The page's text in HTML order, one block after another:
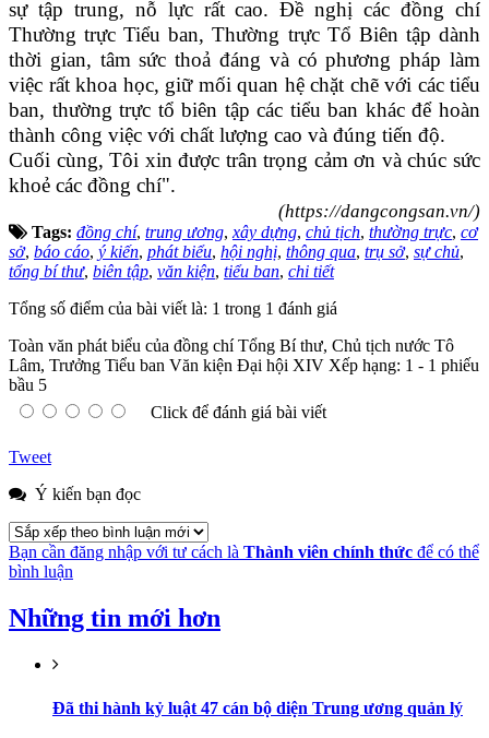
sự tập trung, nỗ lực rất cao. Đề nghị các đồng chí
Thường trực Tiểu ban, Thường trực Tổ Biên tập dành
thời gian, tâm sức thoả đáng và có phương pháp làm
việc rất khoa học, giữ mối quan hệ chặt chẽ với các tiểu
ban, thường trực tổ biên tập các tiểu ban khác để hoàn
thành công việc với chất lượng cao và đúng tiến độ.
Cuối cùng, Tôi xin được trân trọng cảm ơn và chúc sức
khoẻ các đồng chí".
(https://dangcongsan.vn/)
Tags: đồng chí, trung ương,xây dựng, chủ tịch, thường trực, cơ
sở, báo cáo, ý kiến, phát biểu, hội nghị, thông qua, trụ sở, sự chủ,
tổng bí thư, biên tập, văn kiện, tiểu ban, chi tiết
Tổng số điểm của bài viết là: 1 trong 1 đánh giá
Toàn văn phát biểu của đồng chí Tổng Bí thư, Chủ tịch nước Tô
Lâm, Trưởng Tiểu ban Văn kiện Đại hội XIV Xếp hạng: 1 - 1 phiếu
bầu 5
Click để đánh giá bài viết
Tweet
Ý kiến bạn đọc
Bạn cần đăng nhập với tư cách là Thành viên chính thức để có thể
bình luận
Những tin mới hơn
Đã thi hành kỷ luật 47 cán bộ diện Trung ương quản lý